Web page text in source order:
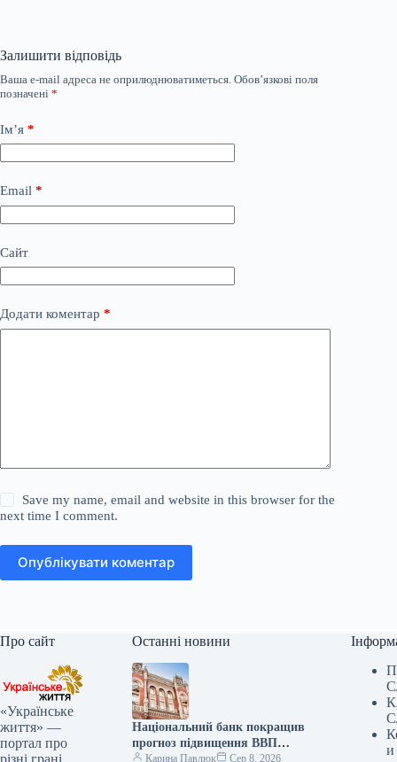
Залишити відповідь
Ваша e-mail адреса не оприлюднюватиметься. Обов’язкові поля
позначені *
Ім’я *
Email *
Сайт
Додати коментар *
Save my name, email and website in this browser for the
next time I comment.
Опублікувати коментар
Про сайт
«Українське
життя» —
портал про
різні грані
Останні новини
Національний банк покращив
прогноз підвищення ВВП
України у ІІІ кварталі 2026
Карина Павлюк Сер 8, 2026
и